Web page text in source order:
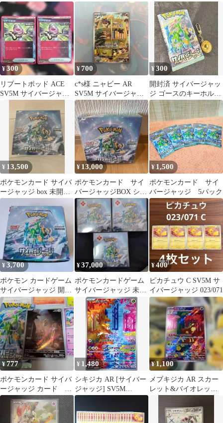
ク
ット
¥300
リブートポッド ACE
SV5M サイバージャッ
¥700
c*s様 ニャビー AR
SV5M サイバージャッ
ジ 075/071
¥300
開封済 サイバージャッ
ジ ゴースのキーホルダ
ー付き
¥ 13,500
ポケモンカード サイバ
ージャッジ box 未開封
BOX シュリンク付き
¥ 13,000
ポケモンカード サイ
バージャッジBOX シュ
リンク付き
¥ 1,500
ポケモンカード サイ
バージャッジ 5パック
¥3,700
ポケモン カードゲーム
サイバージャッジ 開封
済
¥37,000
ポケモンカードゲーム
サイバージャッジ 未開
封 3BOX
¥400
ピカチュウ C SV5M サ
イバージャッジ 023/071
¥777
ポケモンカード サイバ
ージャッジ カード 1
パック
¥ 1,480
シキジカ AR [サイバー
ジャッジ] SV5M
073/071 ポケモンカード
¥ 1,100
メブキジカ AR スカー
レット&バイオレット
ャッジ 0…